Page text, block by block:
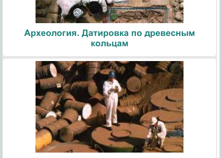
Археология. Датировка по древесным
кольцам